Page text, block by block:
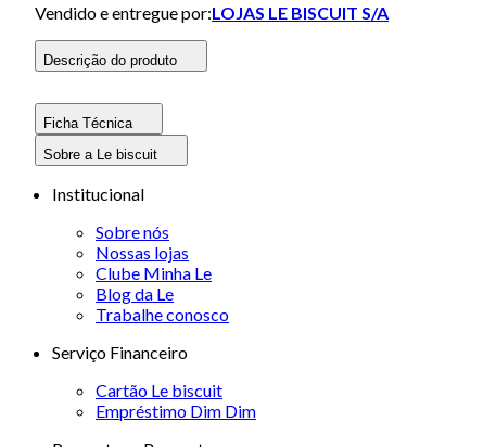
Vendido e entregue por:LOJAS LE BISCUIT S/A
Descrição do produto
Ficha Técnica
Sobre a Le biscuit
Institucional
Sobre nós
Nossas lojas
Clube Minha Le
Blog da Le
Trabalhe conosco
Serviço Financeiro
Cartão Le biscuit
Empréstimo Dim Dim